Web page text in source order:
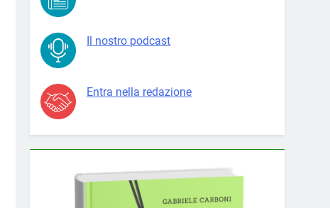
Il nostro podcast
Entra nella redazione